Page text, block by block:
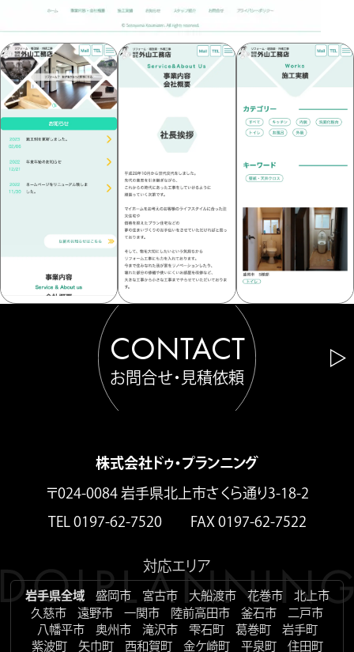
CONTACT
お問合せ・見積依頼
株式会社ドゥ・プランニング
〒024-0084 岩手県北上市さくら通り3-18-2
TEL 0197-62-7520 FAX 0197-62-7522
対応エリア
岩手県全域 盛岡市 宮古市 大船渡市 花巻市
北上市
久慈市
遠野市 一関市 陸前高田市 釜石市
二戸市
八幡平市
奥州市 滝沢市 雫石町 葛巻町
岩手町
紫波町
矢巾町 西和賀町 金ケ崎町 平泉町 住田町